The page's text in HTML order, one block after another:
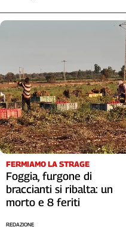
FERMIAMO LA STRAGE
Foggia, furgone di
braccianti si ribalta: un
morto e 8 feriti
REDAZIONE